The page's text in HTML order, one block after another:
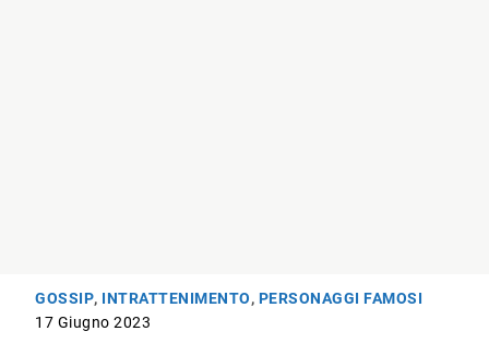
GOSSIP, INTRATTENIMENTO, PERSONAGGI FAMOSI
17 Giugno 2023